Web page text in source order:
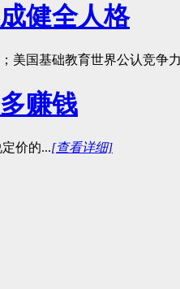
健全人格
美国基础教育世界公认竞争
赚钱
价的...[查看详细]